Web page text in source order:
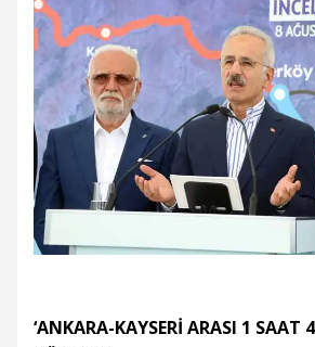
‘ANKARA-KAYSERİ ARASI 1 SAAT